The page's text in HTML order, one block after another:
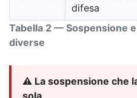
Tabella 2 — Sospensione
diverse
difesa
⚠️ La sospensione che
sola